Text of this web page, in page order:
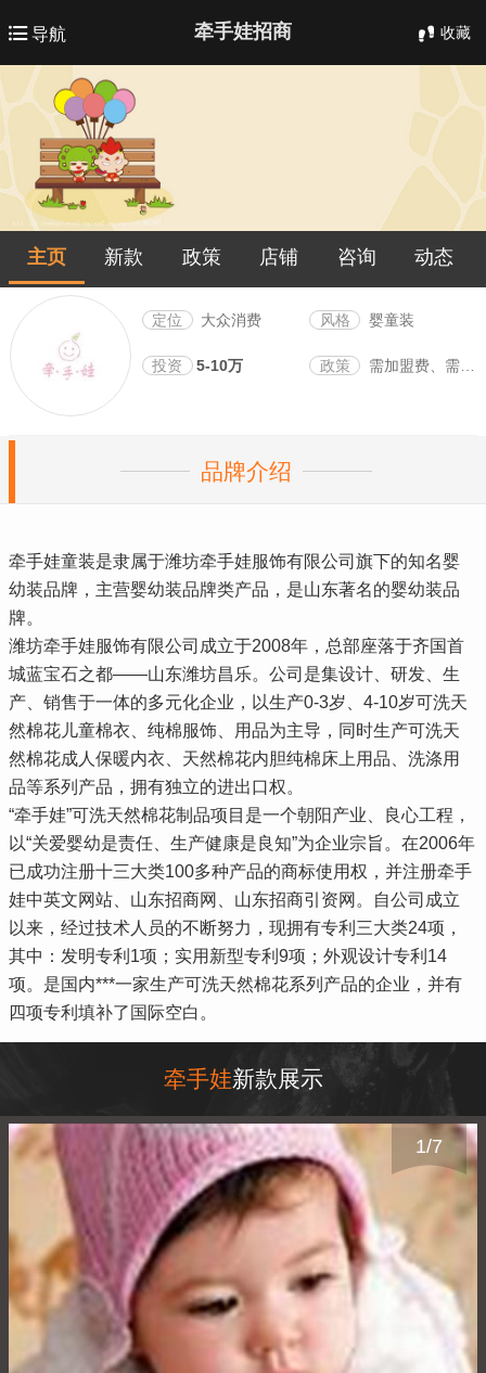
导航 牵手娃招商 收藏
主页 新款 政策 店铺 咨询 动态
定位 大众消费 风格 婴童装
投资 5-10万 政策 需加盟费、需保证金
品牌介绍
牵手娃童装是隶属于潍坊牵手娃服饰有限公司旗下的知名婴
幼装品牌，主营婴幼装品牌类产品，是山东著名的婴幼装品
牌。
潍坊牵手娃服饰有限公司成立于2008年，总部座落于齐国首
城蓝宝石之都——山东潍坊昌乐。公司是集设计、研发、生
产、销售于一体的多元化企业，以生产0-3岁、4-10岁可洗天
然棉花儿童棉衣、纯棉服饰、用品为主导，同时生产可洗天
然棉花成人保暖内衣、天然棉花内胆纯棉床上用品、洗涤用
品等系列产品，拥有独立的进出口权。
“牵手娃”可洗天然棉花制品项目是一个朝阳产业、良心工程，
以“关爱婴幼是责任、生产健康是良知”为企业宗旨。在2006年
已成功注册十三大类100多种产品的商标使用权，并注册牵手
娃中英文网站、山东招商网、山东招商引资网。自公司成立
以来，经过技术人员的不断努力，现拥有专利三大类24项，
其中：发明专利1项；实用新型专利9项；外观设计专利14
项。是国内***一家生产可洗天然棉花系列产品的企业，并有
四项专利填补了国际空白。
牵手娃新款展示
1/7